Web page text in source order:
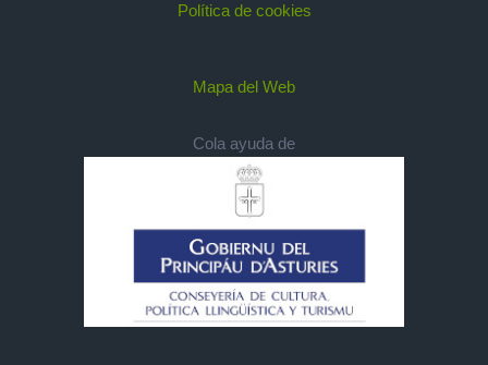
Política de cookies
Mapa del Web
Cola ayuda de